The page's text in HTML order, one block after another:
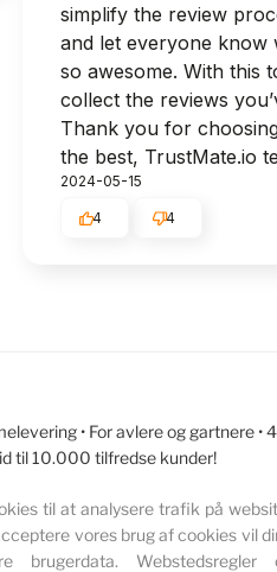
simplify the review
and let everyone know
so awesome. With this
collect the reviews
Thank you for
the best, TrustMate.io
2024-05-15
4 4
• For avlere og gartnere • 4
til 10.000 tilfredse kunder!
til at analysere trafik på
vores brug af cookies vil
Webstedsregler